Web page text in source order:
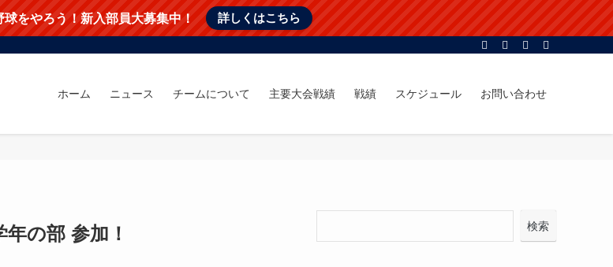
をやろう！新入部員大募集中！ 詳しくはこちら
ホーム ニュース チームについて 主要大会戦績 戦績 スケジュール お問い合わせ
の部 参加！ 検索